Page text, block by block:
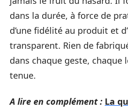
dans la durée, à force de
d’une fidélité au produit et
transparent. Rien de
dans chaque geste, chaque
tenue.
A lire en complément : La